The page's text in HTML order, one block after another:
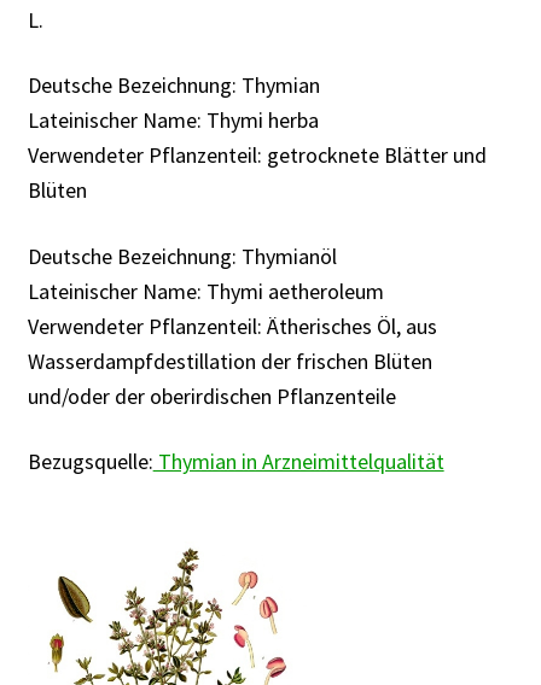
Kontakt | FAQ
Rabattaktion
L.
Deutsche Bezeichnung: Thymian
Lateinischer Name: Thymi herba
Verwendeter Pflanzenteil: getrocknete Blätter und
Blüten
Deutsche Bezeichnung: Thymianöl
Lateinischer Name: Thymi aetheroleum
Verwendeter Pflanzenteil: Ätherisches Öl, aus
Wasserdampfdestillation der frischen Blüten
und/oder der oberirdischen Pflanzenteile
Bezugsquelle: Thymian in Arzneimittelqualität